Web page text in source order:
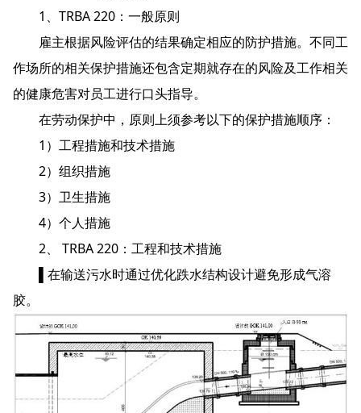
1、TRBA 220：一般原则
雇主根据风险评估的结果确定相应的防护措施。不同工
作场所的相关保护措施还包含定期就存在的风险及工作相关
的健康危害对员工进行口头指导。
在劳动保护中，原则上须参考以下的保护措施顺序：
1）工程措施和技术措施
2）组织措施
3）卫生措施
4）个人措施
2、 TRBA 220：工程和技术措施
▌在输送污水时通过优化跌水结构设计避免形成气溶
胶。